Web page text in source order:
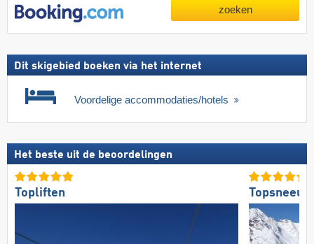
zoeken
Dit skigebied boeken via het internet
Voordelige accommodaties/hotels
Het beste uit de beoordelingen
Topliften